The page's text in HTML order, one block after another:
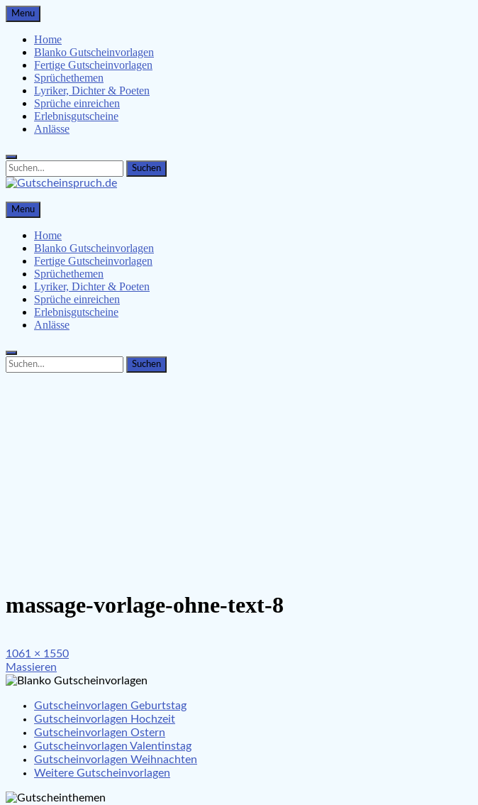
Skip
to
content
Menu
Home
Blanko Gutscheinvorlagen
Fertige Gutscheinvorlagen
Sprüchethemen
Lyriker, Dichter & Poeten
Sprüche einreichen
Erlebnisgutscheine
Anlässe
Search
for:
Search
Gutscheinspruch.de
Gutscheinsprüche & Gutscheinvorlagen finden
Menu
Home
Blanko Gutscheinvorlagen
Fertige Gutscheinvorlagen
Sprüchethemen
Lyriker, Dichter & Poeten
Sprüche einreichen
Erlebnisgutscheine
Anlässe
Search
for:
Search
massage-vorlage-ohne-text-8
Full
size
1061 × 1550
Beitragsnavigation
Massieren
Gutscheinvorlagen Geburtstag
Gutscheinvorlagen Hochzeit
Gutscheinvorlagen Ostern
Gutscheinvorlagen Valentinstag
Gutscheinvorlagen Weihnachten
Weitere Gutscheinvorlagen